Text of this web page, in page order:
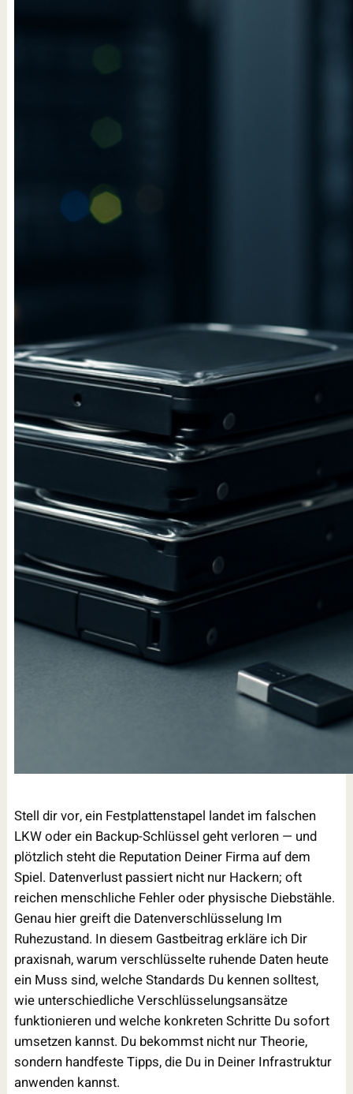
Stell dir vor, ein Festplattenstapel landet im falschen
LKW oder ein Backup-Schlüssel geht verloren — und
plötzlich steht die Reputation Deiner Firma auf dem
Spiel. Datenverlust passiert nicht nur Hackern; oft
reichen menschliche Fehler oder physische Diebstähle.
Genau hier greift die Datenverschlüsselung Im
Ruhezustand. In diesem Gastbeitrag erkläre ich Dir
praxisnah, warum verschlüsselte ruhende Daten heute
ein Muss sind, welche Standards Du kennen solltest,
wie unterschiedliche Verschlüsselungsansätze
funktionieren und welche konkreten Schritte Du sofort
umsetzen kannst. Du bekommst nicht nur Theorie,
sondern handfeste Tipps, die Du in Deiner Infrastruktur
anwenden kannst.